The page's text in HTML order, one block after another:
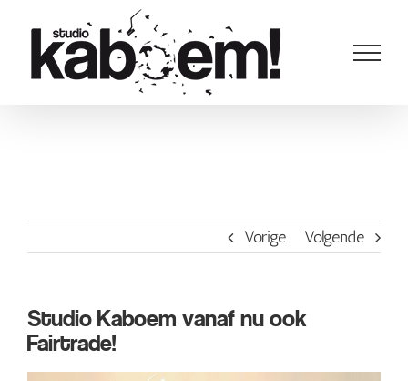
inhoud
Vorige Volgende
Studio Kaboem vanaf nu ook
Fairtrade!